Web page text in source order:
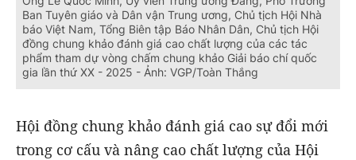
Ban Tuyên giáo và Dân vận Trung ương, Chủ tịch Hội Nhà
báo Việt Nam, Tổng Biên tập Báo Nhân Dân, Chủ tịch Hội
đồng chung khảo đánh giá cao chất lượng của các tác
phẩm tham dự vòng chấm chung khảo Giải báo chí quốc
gia lần thứ XX - 2025 - Ảnh: VGP/Toàn Thắng
Hội đồng chung khảo đánh giá cao sự đổi mới
trong cơ cấu và nâng cao chất lượng của Hội